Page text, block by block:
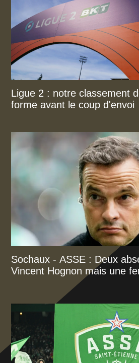
Ligue 2 : notre classement
forme avant le coup d'envoi
Sochaux - ASSE : Deux
Vincent Hognon mais une